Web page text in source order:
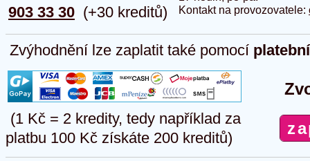
903 33 30 (+30 kreditů)
Kontakt na provozovatele:
Zvýhodnění lze zaplatit také pomocí
(1 Kč = 2 kredity, tedy například za
platbu 100 Kč získáte 200 kreditů)